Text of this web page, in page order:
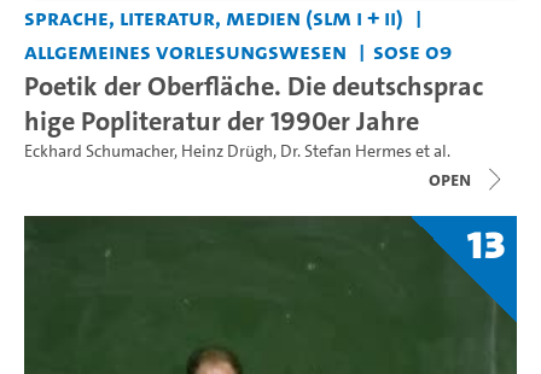
Sprache, Literatur, Medien (SLM I + II)
Allgemeines Vorlesungswesen
SoSe 09
Poetik der Oberfläche. Die deutschsprac
hige Popliteratur der 1990er Jahre
Eckhard Schumacher, Heinz Drügh, Dr. Stefan Hermeset al.
open
13